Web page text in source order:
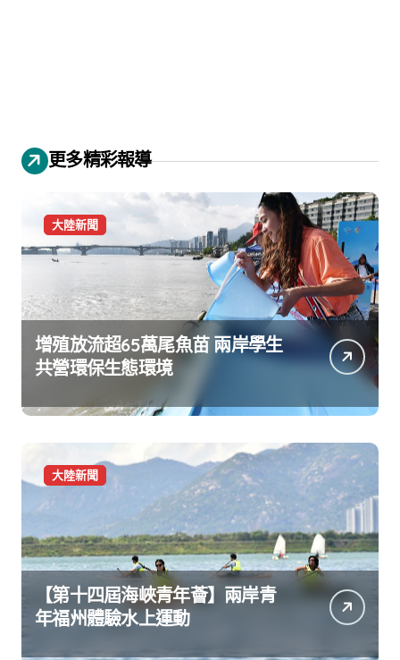
更多精彩報導
大陸新聞
增殖放流超65萬尾魚苗 兩岸學生
共營環保生態環境
大陸新聞
【第十四屆海峽青年薈】兩岸青
年福州體驗水上運動